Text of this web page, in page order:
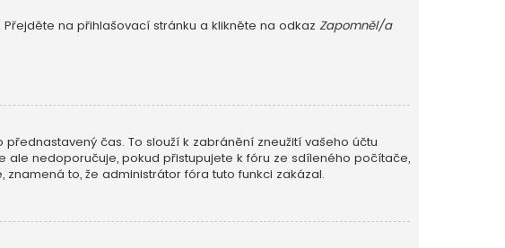
na přihlašovací stránku a klikněte na odkaz Zapomněl/a
čas. To slouží k zabránění zneužití vašeho účtu
ale nedoporučuje, pokud přistupujete k fóru ze sdíleného počítače,
to, že administrátor fóra tuto funkci zakázal.